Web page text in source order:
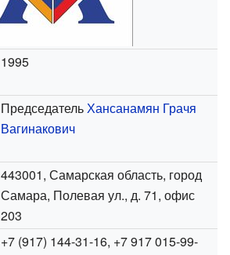
1995
Председатель Хансанамян Грачя
Вагинакович
443001, Самарская область, город
Самара, Полевая ул., д. 71, офис
203
+7 (917) 144-31-16, +7 917 015-99-